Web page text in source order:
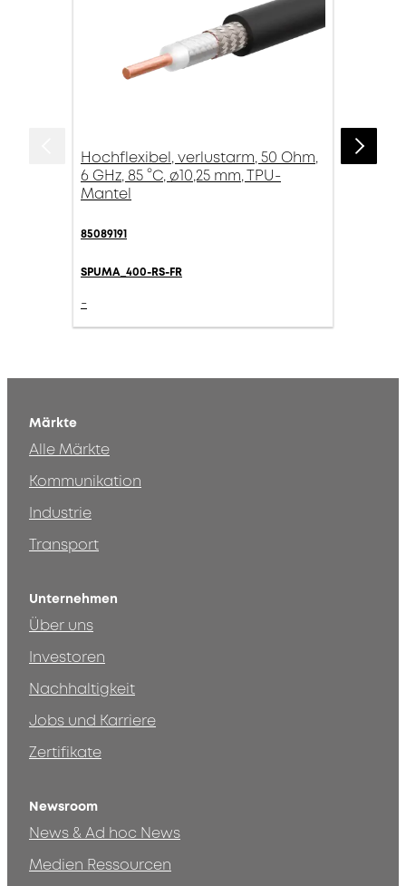
Hochflexibel, verlustarm, 50 Ohm,
6 GHz, 85 °C, ø10,25 mm, TPU-
Mantel
85089191
SPUMA_400-RS-FR
-
Märkte
Alle Märkte
Kommunikation
Industrie
Transport
Unternehmen
Über uns
Investoren
Nachhaltigkeit
Jobs und Karriere
Zertifikate
Newsroom
News & Ad hoc News
Medien Ressourcen